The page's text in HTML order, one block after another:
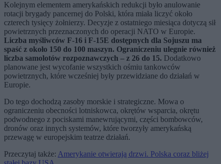
Kolejnym elementem amerykańskich redukcji było anulowanie
rotacji brygady pancernej do Polski, która miała liczyć około
czterech tysięcy żołnierzy. Decyzje z ostatniego miesiąca dotyczą sił
powietrznych przeznaczonych do operacji NATO w Europie.
Liczba myśliwców F-16 i F-15E dostępnych dla Sojuszu ma
spaść z około 150 do 100 maszyn. Ograniczeniu ulegnie również
liczba samolotów rozpoznawczych – z 26 do 15. Dodatkowo
planowane jest wycofanie wszystkich ośmiu tankowców
powietrznych, które wcześniej były przewidziane do działań w
Europie.
Do tego dochodzą zasoby morskie i strategiczne. Mowa o
ograniczeniu obecności lotniskowca, okrętów wsparcia, okrętu
podwodnego z pociskami manewrującymi, części bombowców,
dronów oraz innych systemów, które tworzyły amerykańską
przewagę w europejskim teatrze działań.
Przeczytaj także: Amerykanie otwierają drzwi. Polska coraz bliżej